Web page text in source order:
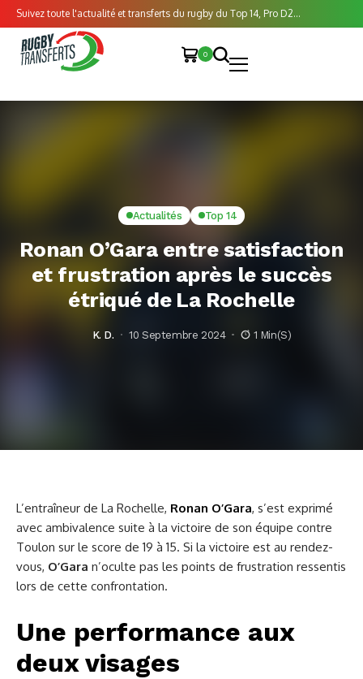
Suivez toute l'actualité et transferts du rugby du Top 14, Pro D2...
0
Actualités Top 14
Ronan O’Gara entre satisfaction
et frustration après le succès
étriqué de La Rochelle
K. D. 10 Septembre 2024 1 Min(s)
L’entraîneur de La Rochelle, Ronan O’Gara, s’est exprimé
avec ambivalence suite à la victoire de son équipe contre
Toulon sur le score de 19 à 15. Si la victoire est au rendez-
vous, O’Gara n’oculte pas les points de frustration ressentis
lors de cette confrontation.
Une performance aux
deux visages